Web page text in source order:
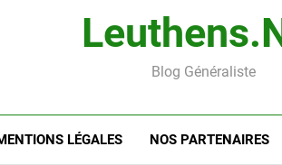
Blog Généraliste
LÉGALES NOS PARTENAIRES